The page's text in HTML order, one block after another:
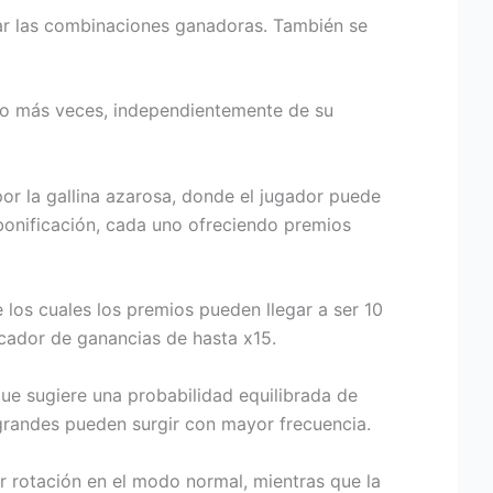
combinaciones ganadoras. También se
veces, independientemente de su
la gallina azarosa, donde el jugador puede
cada uno ofreciendo premios
cuales los premios pueden llegar a ser 10
de ganancias de hasta x15.
sugiere una probabilidad equilibrada de
pueden surgir con mayor frecuencia.
rotación en el modo normal, mientras que la